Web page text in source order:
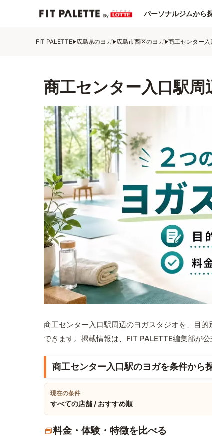
パーソナルジムから
FIT PALETTE 広島県のヨガ 広島市西区のヨガ 商工センター
商工センター入口駅
商工センター入口駅周辺のヨガスタジオを、目
できます。掲載情報は、FIT PALETTE編集部が
商工センター入口駅のヨガを条件から
現在の条件
すべての店舗 / おすすめ順
料金・体験・特徴を比べる